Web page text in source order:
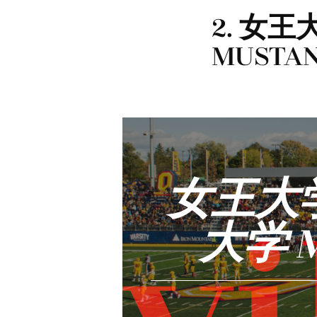
2. 女王
女王大
大学